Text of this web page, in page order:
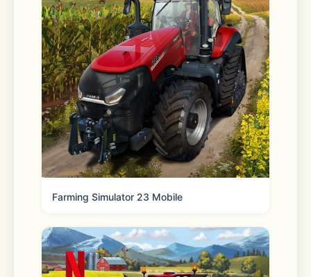
Farming Simulator 23 Mobile